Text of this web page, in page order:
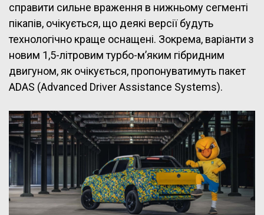
справити сильне враження в нижньому сегменті
пікапів, очікується, що деякі версії будуть
технологічно краще оснащені. Зокрема, варіанти з
новим 1,5-літровим турбо-м’яким гібридним
двигуном, як очікується, пропонуватимуть пакет
ADAS (Advanced Driver Assistance Systems).